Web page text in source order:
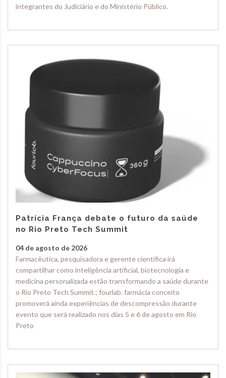
integrantes do Judiciário e do Ministério Público.
Patrícia França debate o futuro da saúde
no Rio Preto Tech Summit
04 de agosto de 2026
Farmacêutica, pesquisadora e gerente científica irá
compartilhar como inteligência artificial, biotecnologia e
medicina personalizada estão transformando a saúde durante
o Rio Preto Tech Summit.; fourlab. farmácia conceito
promoverá ainda experiências de descompressão durante
evento que será realizado nos dias 5 e 6 de agosto em Rio
Preto